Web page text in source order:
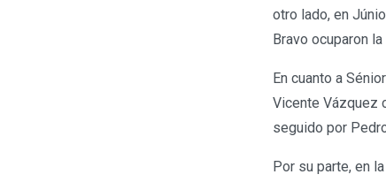
otro lado, en
Bravo ocuparon
En cuanto a
Vicente Vázquez
seguido por
Por su parte, en